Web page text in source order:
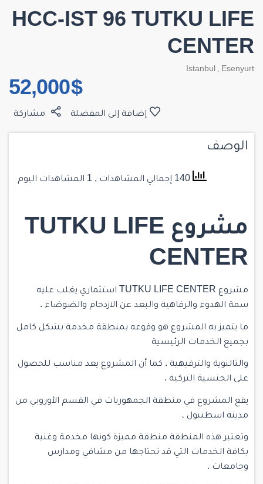
HCC-IST 96 TUTKU LIFE
CENTER
Istanbul , Esenyurt
$ 52,000
مشاركة إضافة إلى المفضلة
الوصف
, 1 المشاهدات اليوم
مشروع TUTKU LIFE
CENTER
مشروع TUTKU LIFE CENTER استثماري يغلب عليه
سمة الهدوء والرفاهية والبعد عن الازدحام والضوضاء .
ما يتميز به المشروع هو وقوعه بمنطقة مخدمة بشكل كامل
بجميع الخدمات الرئيسية
والثالنوية والترفيهية . كما أن المشروع يعد مناسب للحصول
على الجنسية التركية .
يقع المشروع في منطقة الجمهوريات في القسم الأوروبي من
مدينة اسطنبول ،
وتعتبر هذه المنطقة منطقة مميزة كونها مخدمة وغنية
بكافة الخدمات التي قد تحتاجها من مشافي ومدارس
وجامعات ،